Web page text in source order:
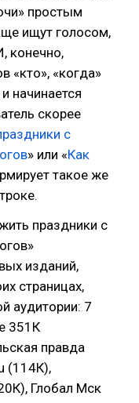
простым
ищут голосом,
конечно,
«кто», «когда»
начинается
скорее
с
» или «Как
такое же
праздники с
изданий,
страницах,
аудитории: 7
351К
правда
(114К),
Глобал Мск